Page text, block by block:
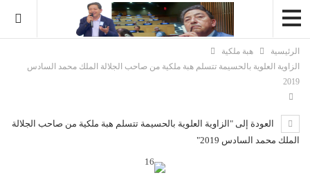
الرئيسية
هبة ملكية
الزاوية العلوية بالحسيمة تتسلم هبة ملكية من صاحب الجلالة الملك محمد السادس
2019
العودة إلى "الزاوية العلوية بالحسيمة تتسلم هبة ملكية من صاحب الجلالة
الملك محمد السادس 2019"